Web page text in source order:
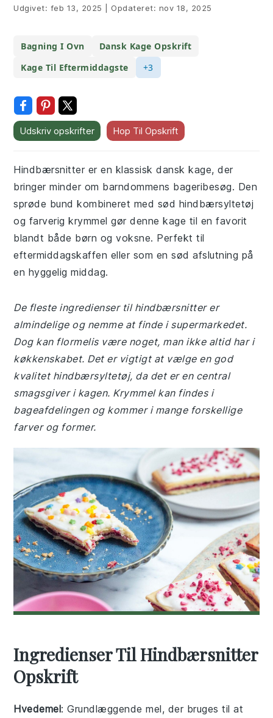
Udgivet: feb 13, 2025 Opdateret: nov 18, 2025
Bagning I Ovn
Dansk Kage Opskrift
Kage Til Eftermiddagste
+3
Udskriv opskrifter Hop Til Opskrift
Hindbærsnitter er en klassisk dansk kage, der
bringer minder om barndommens bageribesøg. Den
sprøde bund kombineret med sød hindbærsyltetøj
og farverig krymmel gør denne kage til en favorit
blandt både børn og voksne. Perfekt til
eftermiddagskaffen eller som en sød afslutning på
en hyggelig middag.
De fleste ingredienser til hindbærsnitter er
almindelige og nemme at finde i supermarkedet.
Dog kan flormelis være noget, man ikke altid har i
køkkenskabet. Det er vigtigt at vælge en god
kvalitet hindbærsyltetøj, da det er en central
smagsgiver i kagen. Krymmel kan findes i
bageafdelingen og kommer i mange forskellige
farver og former.
Ingredienser Til Hindbærsnitter
Opskrift
Hvedemel: Grundlæggende mel, der bruges til at